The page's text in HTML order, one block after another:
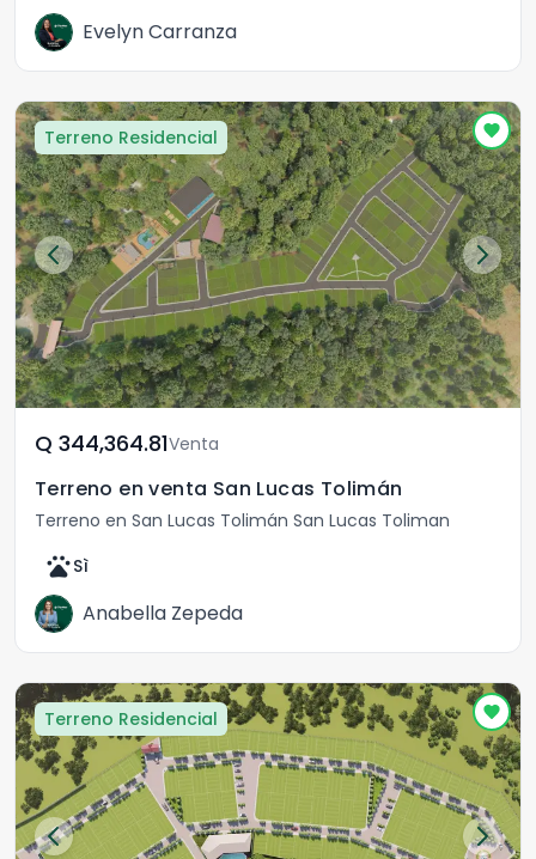
Evelyn Carranza
Terreno Residencial
Q	344,364.81Venta
Terreno en venta San Lucas Tolimán
Terreno en San Lucas Tolimán San Lucas Toliman
petsSì
Anabella Zepeda
Terreno Residencial